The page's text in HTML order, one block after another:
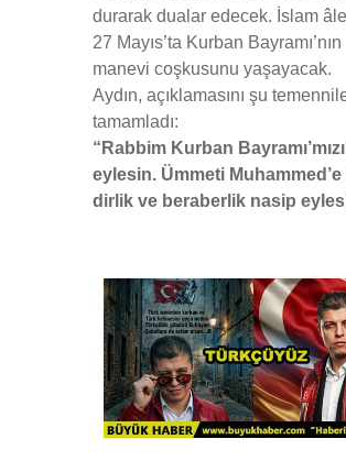
durarak dualar edecek. İslam
27 Mayıs’ta Kurban Bayramı’nın
manevi coşkusunu yaşayacak.
Aydın, açıklamasını şu
tamamladı:
“Rabbim Kurban
eylesin. Ümmeti
dirlik ve beraberlik nasip